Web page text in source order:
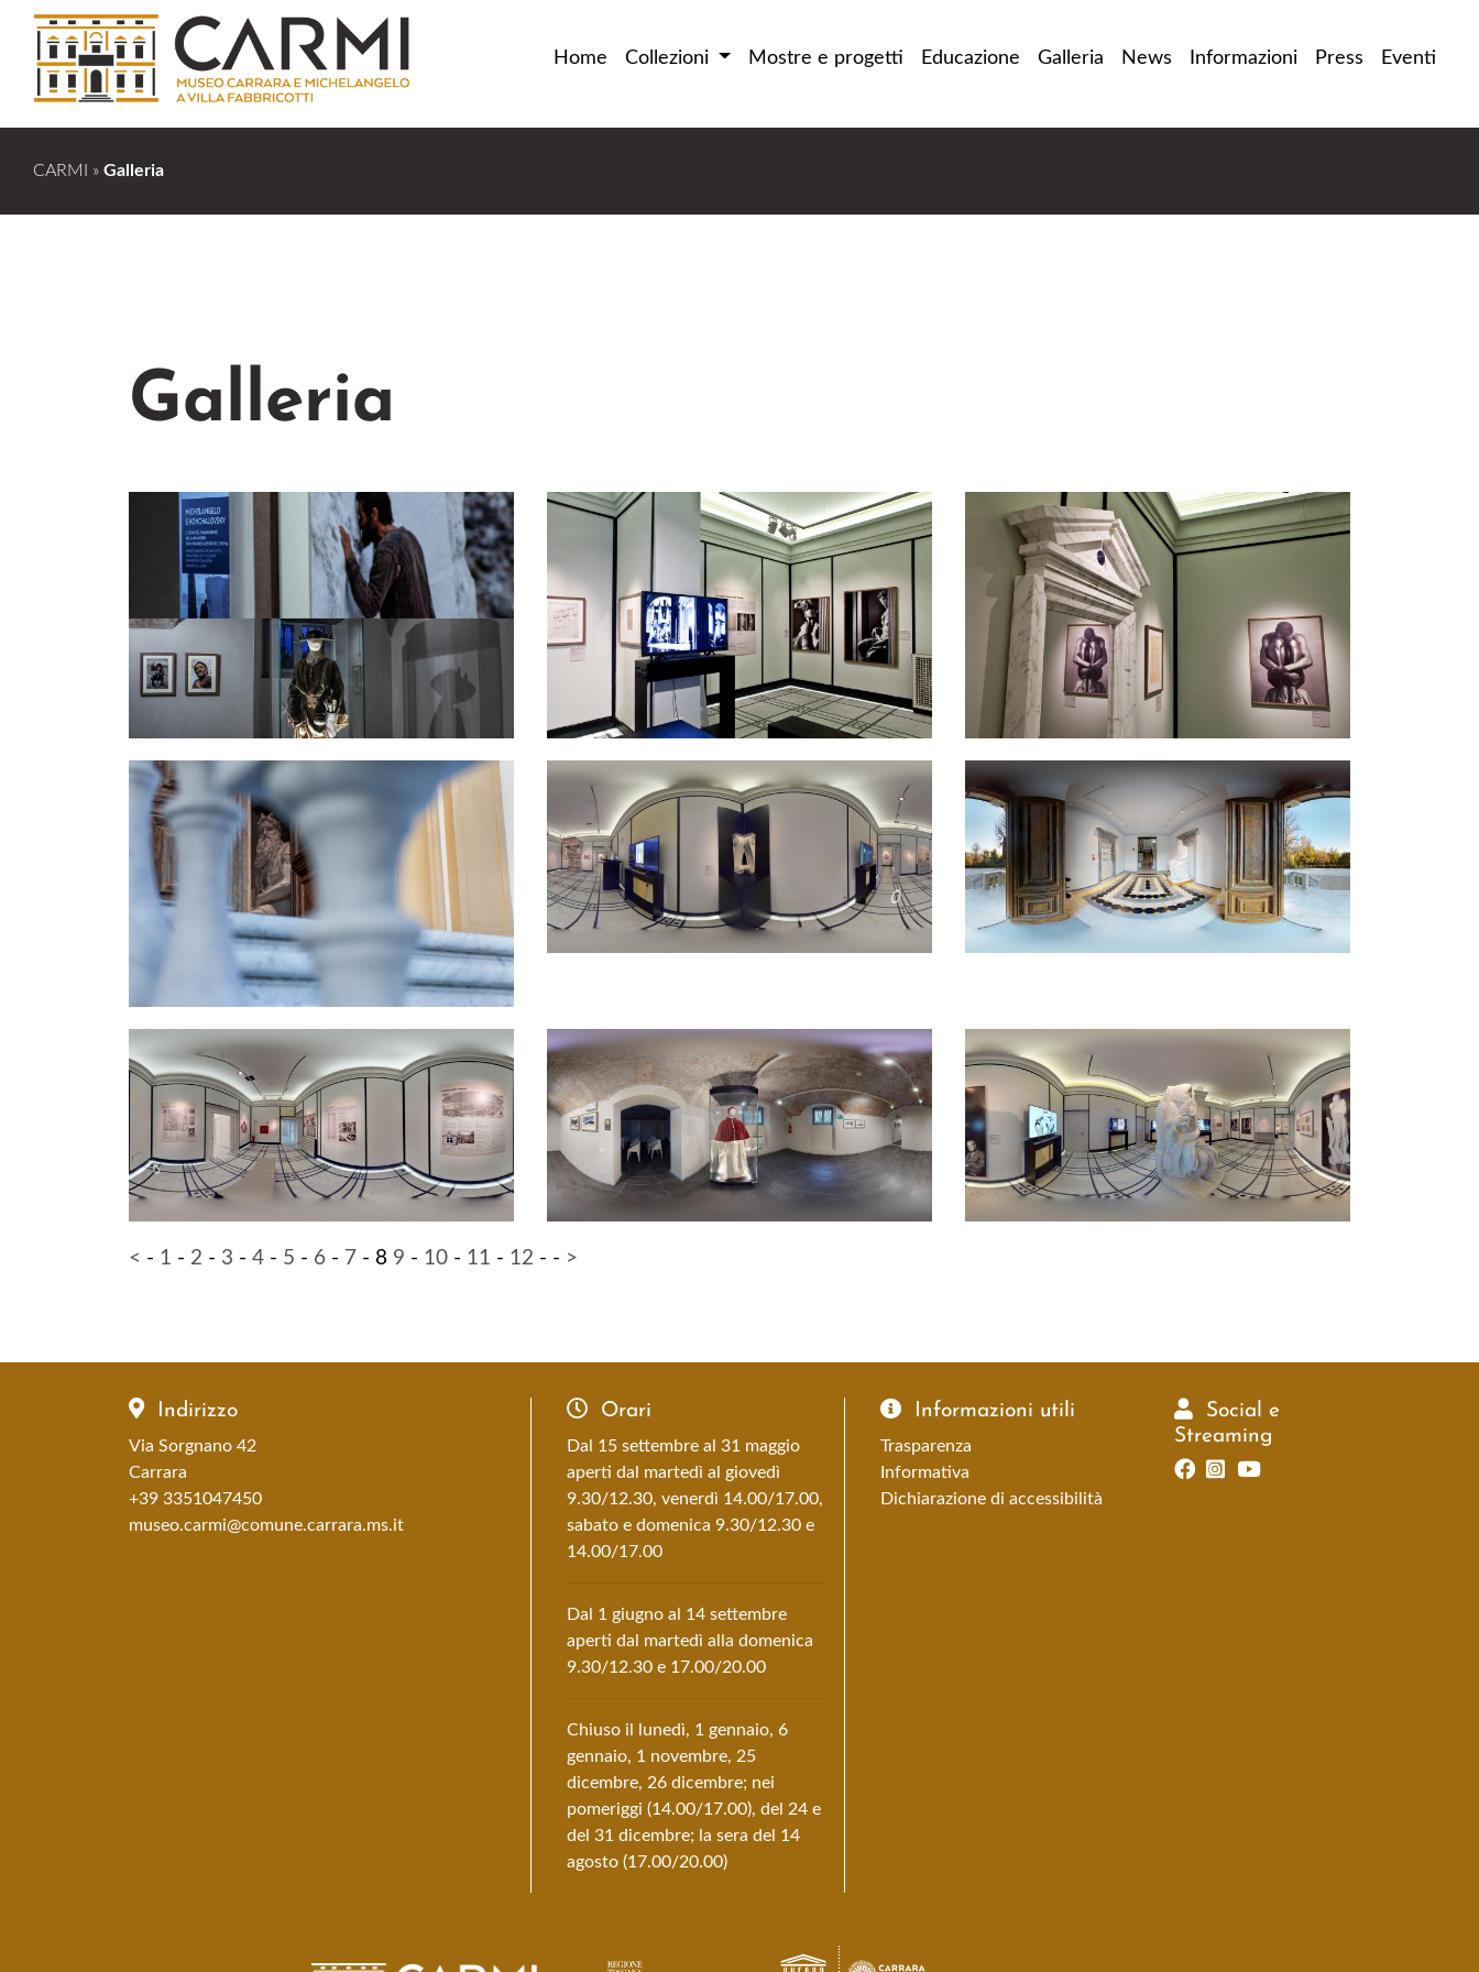
Home Collezioni Mostre e progetti Educazione Galleria News Informazioni Press Eventi
CARMI » Galleria
Galleria
< - 1 - 2 - 3 - 4 - 5 - 6 - 7 - 8 9 - 10 - 11 - 12 - - >
Indirizzo
Via Sorgnano 42
Carrara
+39 3351047450
museo.carmi@comune.carrara.ms.it
Orari
Dal 15 settembre al 31 maggio
aperti dal martedì al giovedì
9.30/12.30, venerdì 14.00/17.00,
sabato e domenica 9.30/12.30 e
14.00/17.00
Dal 1 giugno al 14 settembre
aperti dal martedì alla domenica
9.30/12.30 e 17.00/20.00
Chiuso il lunedì, 1 gennaio, 6
gennaio, 1 novembre, 25
dicembre, 26 dicembre; nei
pomeriggi (14.00/17.00), del 24 e
del 31 dicembre; la sera del 14
agosto (17.00/20.00)
Informazioni utili
Trasparenza
Informativa
Dichiarazione di accessibilità
Social e
Streaming